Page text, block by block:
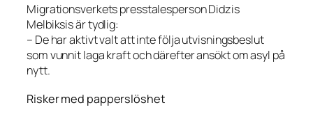
Migrationsverkets presstalesperson Didzis
Melbiksis är tydlig:
– De har aktivt valt att inte följa utvisningsbeslut
som vunnit laga kraft och därefter ansökt om asyl på
nytt.
Risker med papperslöshet